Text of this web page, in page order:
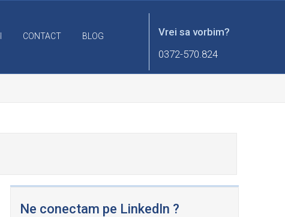
CONTACT BLOG
Vrei sa vorbim?
0372-570.824
Ne conectam pe LinkedIn ?